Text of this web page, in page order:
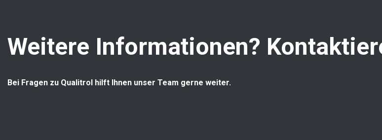
Weitere Informationen?
Bei Fragen zu Qualitrol hilft Ihnen unser Team gerne weiter.